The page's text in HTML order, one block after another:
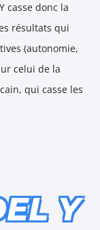
casse donc la
résultats qui
(autonomie,
celui de la
qui casse les
Y